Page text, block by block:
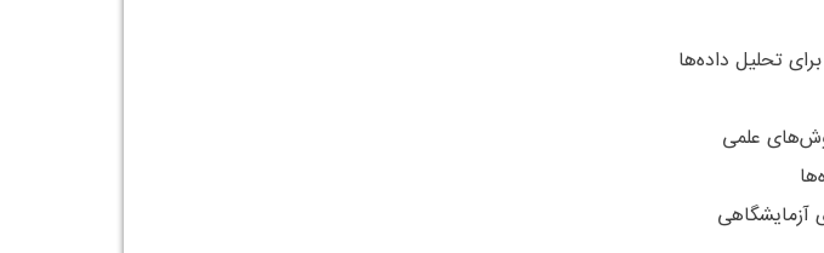
علمی
آزمایشگاهی